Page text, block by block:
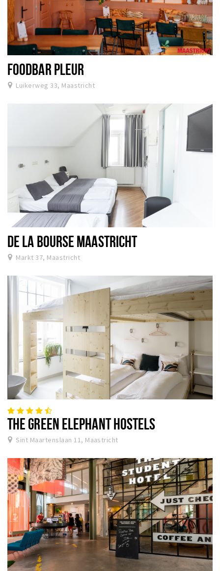
FOODBAR PLEUR
Luikerweg 33, Maastricht
DE LA BOURSE MAASTRICHT
Markt 37, Maastricht
THE GREEN ELEPHANT HOSTELS
Sint Maartenslaan 11, Maastricht